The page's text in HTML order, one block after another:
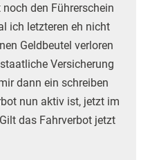
den Führerschein
ich letzteren eh nicht
Geldbeutel verloren
Versicherung
dann ein schreiben
nun aktiv ist, jetzt im
das Fahrverbot jetzt